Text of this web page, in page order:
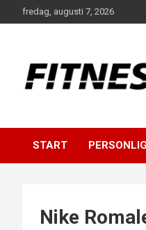
Hoppa
till
fredag, augusti 7, 2026
START
Nike